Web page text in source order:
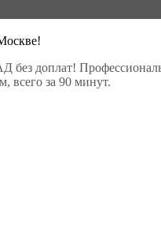
доплат!
всего за 90 минут.